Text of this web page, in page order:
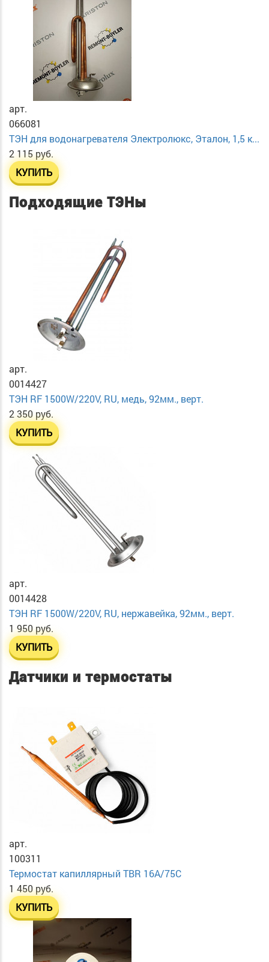
арт.
066081
ТЭН для водонагревателя Электролюкс, Эталон, 1,5 к...
2 115 руб.
КУПИТЬ
Подходящие ТЭНы
арт.
0014427
ТЭН RF 1500W/220V, RU, медь, 92мм., верт.
2 350 руб.
КУПИТЬ
арт.
0014428
ТЭН RF 1500W/220V, RU, нержавейка, 92мм., верт.
1 950 руб.
КУПИТЬ
Датчики и термостаты
арт.
100311
Термостат капиллярный TBR 16A/75C
1 450 руб.
КУПИТЬ